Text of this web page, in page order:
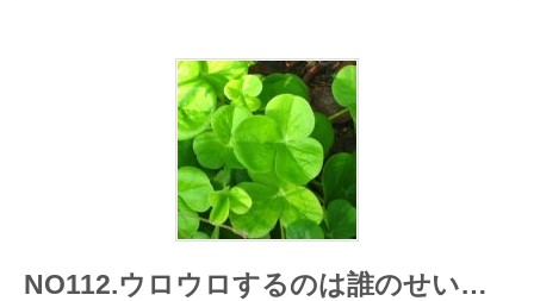
NO112.ウロウロするのは誰のせい…